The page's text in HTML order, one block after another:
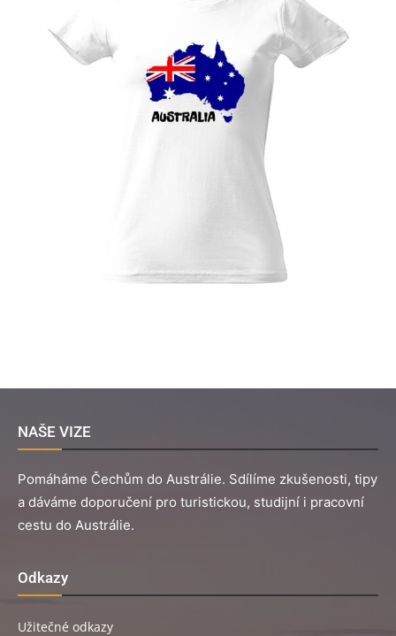
NAŠE VIZE
Pomáháme Čechům do Austrálie. Sdílíme zkušenosti, tipy
a dáváme doporučení pro turistickou, studijní i pracovní
cestu do Austrálie.
Odkazy
Užitečné odkazy